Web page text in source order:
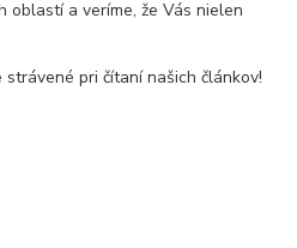
dovoz
rozvoz akvarií
oblastí a veríme, že Vás nielen
pri čítaní našich článkov!